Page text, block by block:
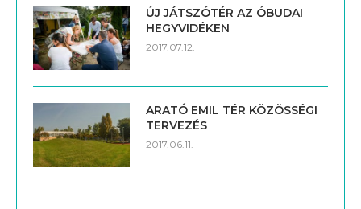
ÚJ JÁTSZÓTÉR AZ ÓBUDAI
HEGYVIDÉKEN
2017.07.12.
ARATÓ EMIL TÉR KÖZÖSSÉGI
TERVEZÉS
2017.06.11.